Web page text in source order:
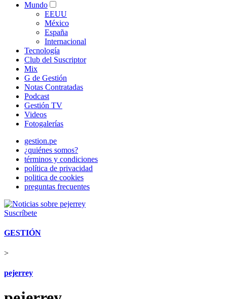
Mundo
EEUU
México
España
Internacional
Tecnología
Club del Suscriptor
Mix
G de Gestión
Notas Contratadas
Podcast
Gestión TV
Videos
Fotogalerías
gestion.pe
¿quiénes somos?
términos y condiciones
política de privacidad
politica de cookies
preguntas frecuentes
Suscríbete
GESTIÓN
>
pejerrey